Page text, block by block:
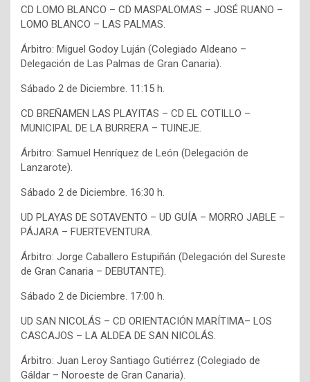
CD LOMO BLANCO – CD MASPALOMAS – JOSÉ RUANO –
LOMO BLANCO – LAS PALMAS.
Árbitro: Miguel Godoy Luján (Colegiado Aldeano –
Delegación de Las Palmas de Gran Canaria).
Sábado 2 de Diciembre. 11:15 h.
CD BREÑAMEN LAS PLAYITAS – CD EL COTILLO –
MUNICIPAL DE LA BURRERA – TUINEJE.
Árbitro: Samuel Henríquez de León (Delegación de
Lanzarote).
Sábado 2 de Diciembre. 16:30 h.
UD PLAYAS DE SOTAVENTO – UD GUÍA – MORRO JABLE –
PÁJARA – FUERTEVENTURA.
Árbitro: Jorge Caballero Estupiñán (Delegación del Sureste
de Gran Canaria – DEBUTANTE).
Sábado 2 de Diciembre. 17:00 h.
UD SAN NICOLÁS – CD ORIENTACIÓN MARÍTIMA– LOS
CASCAJOS – LA ALDEA DE SAN NICOLÁS.
Árbitro: Juan Leroy Santiago Gutiérrez (Colegiado de
Gáldar – Noroeste de Gran Canaria).